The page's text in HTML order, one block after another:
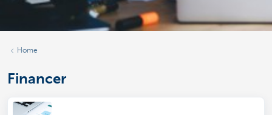
Home
Financer